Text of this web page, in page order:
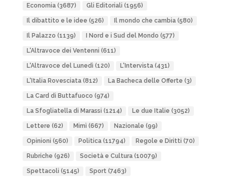
Economia(3687) Gli Editoriali (1956)
Il dibattito e le idee (526) Il mondo che cambia(580)
Il Palazzo (1139) I Nord e i Sud del Mondo (577)
L'Altravoce dei Ventenni (611)
L'Altravoce del Lunedì (120) L'Intervista(431)
L'Italia Rovesciata(812) La Bacheca delle Offerte (3)
La Card di Buttafuoco (974)
La Sfogliatella di Marassi (1214) Le due Italie (3052)
Lettere (62) Mimì (667) Nazionale (99)
Opinioni (560) Politica(11794) Regole e Diritti (70)
Rubriche (926) Società e Cultura(10079)
Spettacoli (5145) Sport(7463)